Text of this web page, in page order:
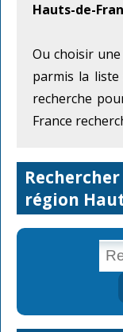
Hauts-de-
Ou choisir une
parmis la liste
recherche
France
région